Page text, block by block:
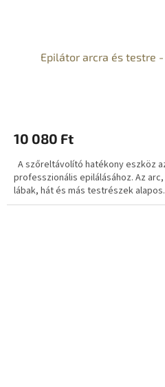
Epilátor arcra és testre
10 080 Ft
A szőreltávolító hatékony eszköz
professzionális epilálásához. Az
lábak, hát és más testrészek